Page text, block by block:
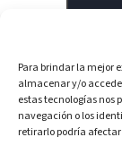
Para brindar la mejor
almacenar y/o
estas tecnologías nos
navegación o los
retirarlo podría